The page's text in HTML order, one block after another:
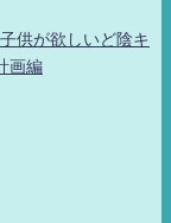
供が欲しいど陰キ
画編